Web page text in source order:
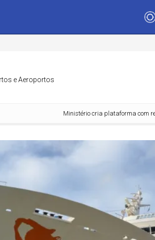
Entretenimento
Justiça Justiça
e Aeroportos
Ministério cria plataforma com